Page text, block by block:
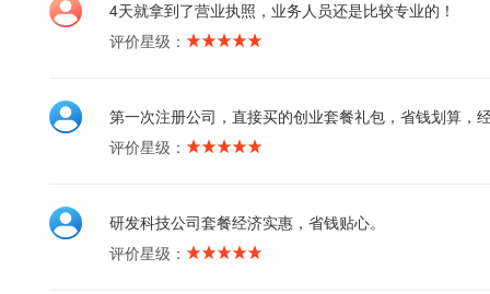
4天就拿到了营业执照，业务人员还是比较专业的！
评价星级：
第一次注册公司，直接买的创业套餐礼包，省钱划算，
评价星级：
研发科技公司套餐经济实惠，省钱贴心。
评价星级：